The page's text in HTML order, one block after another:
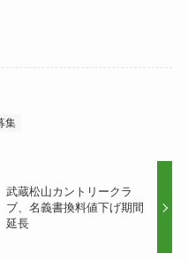
集
武蔵松山カントリークラ
ブ、名義書換料値下げ期間
延長